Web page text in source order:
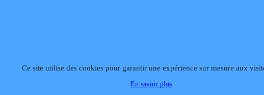
02 99 868 868 Fax 02 99 868 869Contact mailSite hébergé par Infomaniak
Ce site utilise des cookies pour garantir une expérience sur mesure aux
En savoir plus